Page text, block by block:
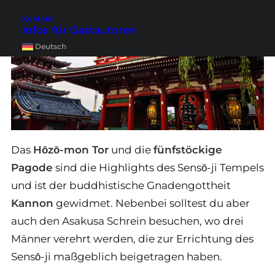
Kontakt
Infos für Gastautoren
Deutsch
Das Hōzō-mon Tor und die fünfstöckige
Pagode sind die Highlights des Sensō-ji Tempels
und ist der buddhistische Gnadengottheit
Kannon gewidmet. Nebenbei solltest du aber
auch den Asakusa Schrein besuchen, wo drei
Männer verehrt werden, die zur Errichtung des
Sensō-ji maßgeblich beigetragen haben.